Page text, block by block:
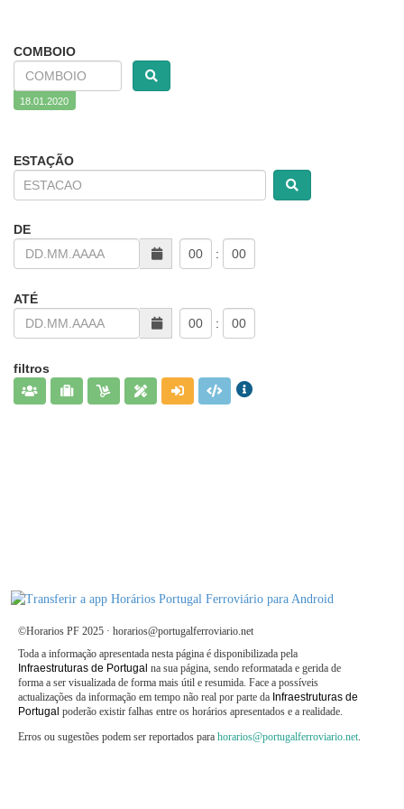
COMBOIO
18.01.2020
ESTAÇÃO
DE
:
ATÉ
:
filtros
©Horarios PF 2025 · horarios@portugalferroviario.net
Toda a informação apresentada nesta página é disponibilizada pela
Infraestruturas de Portugal na sua página, sendo reformatada e gerida de
forma a ser visualizada de forma mais útil e resumida. Face a possíveis
actualizações da informação em tempo não real por parte da Infraestruturas de
Portugal poderão existir falhas entre os horários apresentados e a realidade.
Erros ou sugestões podem ser reportados para horarios@portugalferroviario.net